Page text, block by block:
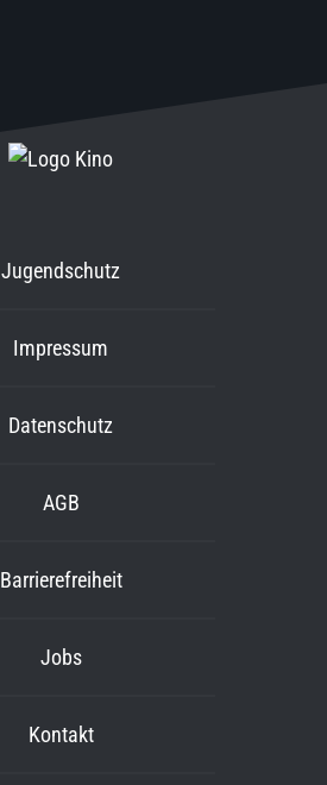
Jugendschutz
Impressum
Datenschutz
AGB
Barrierefreiheit
Jobs
Kontakt